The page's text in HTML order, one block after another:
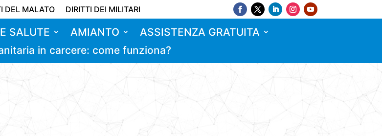
DEL MALATO DIRITTI DEI MILITARI
SALUTE AMIANTO
ASSISTENZA GRATUITA
in carcere: come funziona?